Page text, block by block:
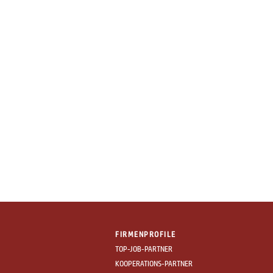
FIRMENPROFILE
TOP-JOB-PARTNER
KOOPERATIONS-PARTNER